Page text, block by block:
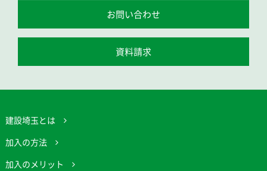
お問い合わせ
資料請求
建設埼玉とは
加入の方法
加入のメリット